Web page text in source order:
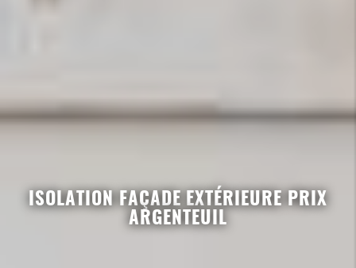
ISOLATION FAÇADE EXTÉRIEURE PRIX
ARGENTEUIL